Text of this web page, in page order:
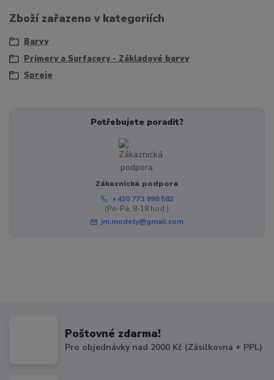
Zboží zařazeno v kategoriích
Barvy
Primery a Surfacery - Základové barvy
Spreje
Potřebujete poradit?
Zákaznická podpora
+420 773 998 582
(Po-Pá, 8-18 hod.)
jm.modely@gmail.com
Poštovné zdarma!
Pro objednávky nad 2000 Kč (Zásilkovna + PPL)